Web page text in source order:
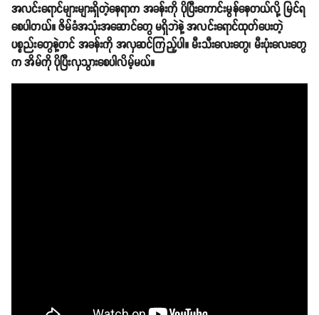
အလင်းရောင်များများရှိတဲ့နေရာက အခန်းကို ပိုပြီးကောင်းမွန်နေတယ်လို့ မြင်ရ
စေပါတယ်။ ဇိမ်ခံအသုံးအဆောင်တွေ မရှိဘဲနဲ့ အလင်းရောင်ထုတ်ပေးတဲ့
ပစ္စည်းတွေနဲ့တင် အခန်းကို အလှဆင်ကြည့်ပါ။ မီးသီးလေးတွေ၊ မီးပုံးလေးတွေ
က အိမ်ကို ပိုပြီးလှသွားစေပါလိမ့်မယ်။